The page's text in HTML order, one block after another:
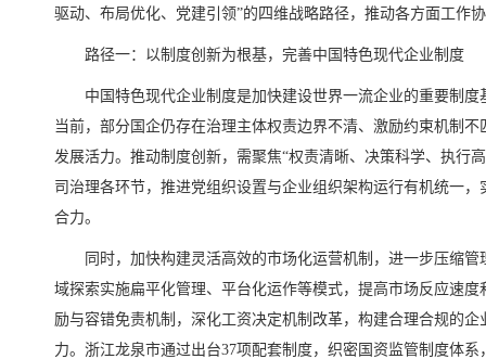
驱动、布局优化、党建引领”的四维战略路径，推动各方面工作
路径一：以制度创新为根基，完善中国特色现代企业制度
中国特色现代企业制度是加快建设世界一流企业的重要制
当前，部分国企仍存在治理主体权责边界不清、激励约束机制
发展活力。推动制度创新，需聚焦“权责清晰、决策科学、执行
司治理各环节，推进党组织设置与企业组织架构运行有机统一
合力。
同时，加快构建灵活高效的市场化运营机制，进一步压缩
域探索实施扁平化管理、平台化运作等模式，提高市场反应速
励与容错免责机制，深化工资决定机制改革，构建合理合规的
力。浙江龙泉市通过出台37项配套制度，织密国资监管制度体系